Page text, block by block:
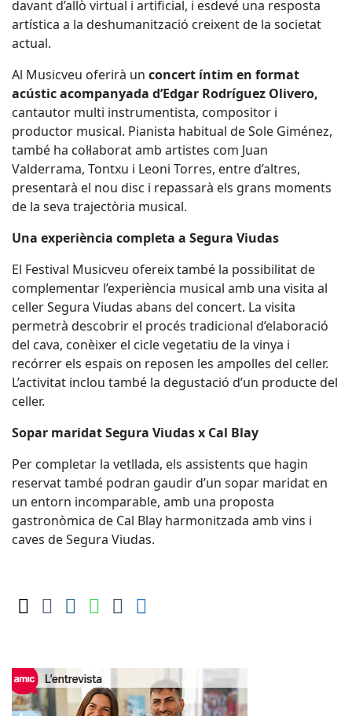
davant d’allò virtual i artificial, i esdevé una resposta
artística a la deshumanització creixent de la societat
actual.
Al Musicveu oferirà un concert íntim en format
acústic acompanyada d’Edgar Rodríguez Olivero,
cantautor multi instrumentista, compositor i
productor musical. Pianista habitual de Sole Giménez,
també ha col·laborat amb artistes com Juan
Valderrama, Tontxu i Leoni Torres, entre d’altres,
presentarà el nou disc i repassarà els grans moments
de la seva trajectòria musical.
Una experiència completa a Segura Viudas
El Festival Musicveu ofereix també la possibilitat de
complementar l’experiència musical amb una visita al
celler Segura Viudas abans del concert. La visita
permetrà descobrir el procés tradicional d’elaboració
del cava, conèixer el cicle vegetatiu de la vinya i
recórrer els espais on reposen les ampolles del celler.
L’activitat inclou també la degustació d’un producte del
celler.
Sopar maridat Segura Viudas x Cal Blay
Per completar la vetllada, els assistents que hagin
reservat també podran gaudir d’un sopar maridat en
un entorn incomparable, amb una proposta
gastronòmica de Cal Blay harmonitzada amb vins i
caves de Segura Viudas.